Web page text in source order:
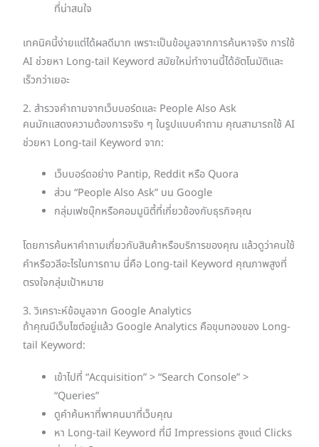
ที่น่าสนใจ
เทคนิคนี้ง่ายแต่ได้ผลดีมาก เพราะเป็นข้อมูลจากการค้นหาจริง การใช้
AI ช่วยหา Long-tail Keyword สมัยใหม่ทำงานนี้ได้อัตโนมัติและ
เร็วกว่าเยอะ
2. สำรวจคำถามจากเว็บบอร์ดและ People Also Ask
คนมักแสดงความต้องการจริง ๆ ในรูปแบบคำถาม คุณสามารถใช้ AI
ช่วยหา Long-tail Keyword จาก:
เว็บบอร์ดอย่าง Pantip, Reddit หรือ Quora
ส่วน “People Also Ask” บน Google
กลุ่มเฟซบุ๊กหรือคอมมูนิตี้ที่เกี่ยวข้องกับธุรกิจคุณ
โดยการค้นหาคำถามเกี่ยวกับสินค้าหรือบริการของคุณ แล้วดูว่าคนใช้
คำหรือวลีอะไรในการถาม นี่คือ Long-tail Keyword คุณภาพสูงที่
ตรงใจกลุ่มเป้าหมาย
3. วิเคราะห์ข้อมูลจาก Google Analytics
ถ้าคุณมีเว็บไซต์อยู่แล้ว Google Analytics คือขุมทองของ Long-
tail Keyword:
เข้าไปที่ “Acquisition” > “Search Console” >
“Queries”
ดูคำค้นหาที่พาคนมาที่เว็บคุณ
หา Long-tail Keyword ที่มี Impressions สูงแต่ Clicks